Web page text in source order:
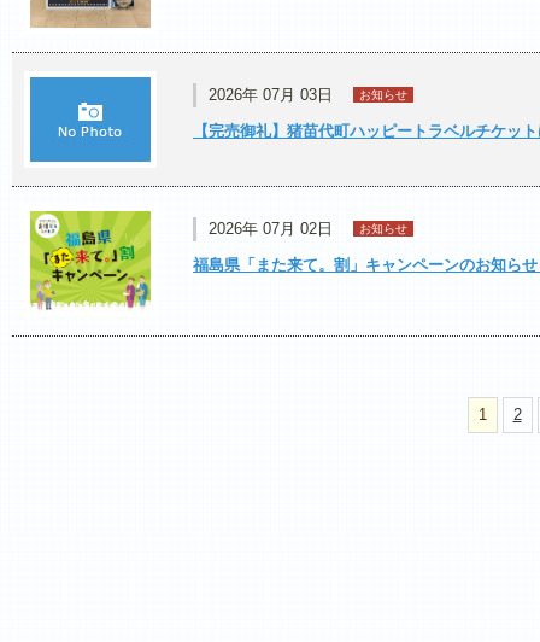
2026年 07月 03日 お知らせ
【完売御礼】猪苗代町ハッピートラベルチケッ
2026年 07月 02日 お知らせ
福島県「また来て。割」キャンペーンのお知ら
1 2